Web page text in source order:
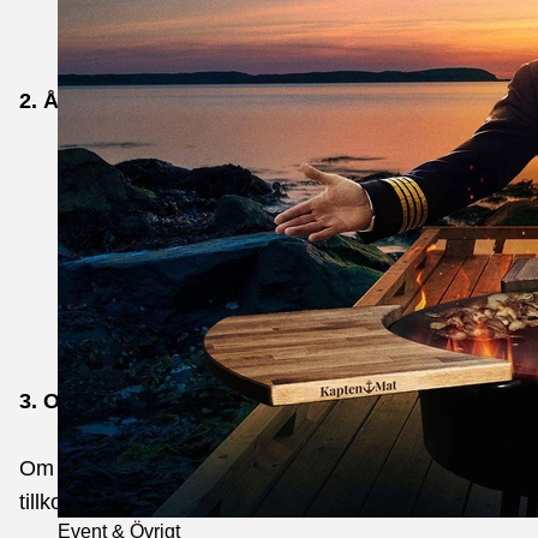
Event & ÖvrigtToggle
Du står för returfrakt, leverans och skick på
På återbetalningsbeloppet förbehåller vi oss rätten att
2. Ångerrätten gäller inte vid:
Produkter som på grund av hälso- eller hygienskäl har
Produkter som har karaktär av förseglad ljud- eller
Specialtillverkad produkt, som har skräddarsytts
Tjänster som har fullgjorts och där du uttryckligen har
Varor som snabbt kan försämras, exempelvis livsmedel.
Lösnummer av tidningar eller tidskrifter.För mer om den
3. Outlöst paket
Om du inte har hämtat ut ditt paket inom de angivna
tillkommit i samband med ditt köp, f.n. 149kr.